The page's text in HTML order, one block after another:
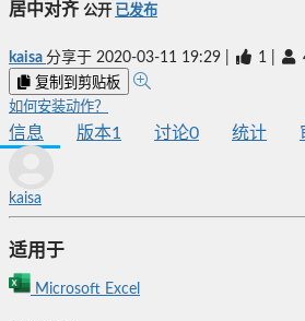
居中对齐 公开 已发布
kaisa 分享于 2020-03-11 19:29 1
复制到剪贴板
如何安装动作？
信息 版本1 讨论0 统计
kaisa
适用于
Microsoft Excel